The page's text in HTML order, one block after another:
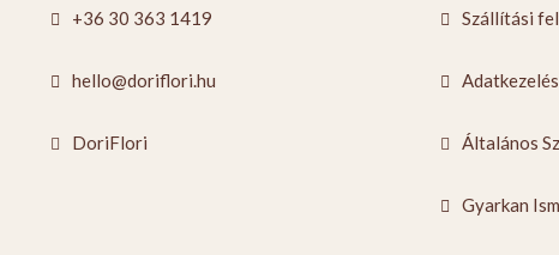
+36 30 363 1419
hello@doriflori.hu
DoriFlori
Szállítási
Általános
Gyarkan